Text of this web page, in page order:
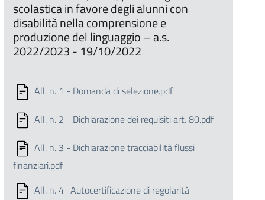
scolastica in favore degli alunni con
disabilità nella comprensione e
produzione del linguaggio – a.s.
2022/2023 - 19/10/2022
All. n. 1 - Domanda di selezione.pdf
All. n. 2 - Dichiarazione dei requisiti art. 80.pdf
All. n. 3 - Dichiarazione tracciabilità flussi
finanziari.pdf
All. n. 4 -Autocertificazione di regolarità